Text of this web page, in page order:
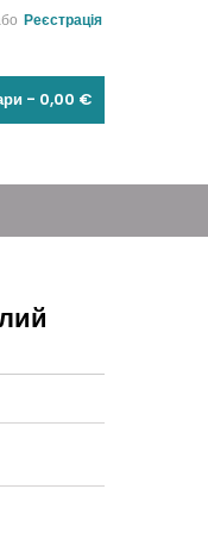
Реєстрація
- 0,00 €